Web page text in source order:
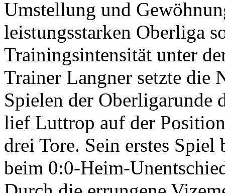
Umstellung und
leistungsstarken Oberliga
Trainingsintensität unter
Trainer Langner setzte die
Spielen der Oberligarunde
lief Luttrop auf der
drei Tore. Sein erstes
beim 0:0-Heim-